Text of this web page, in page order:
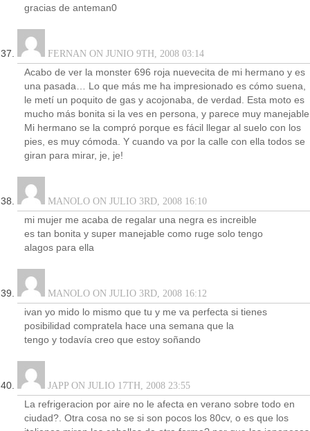
gracias de anteman0
FERNAN ON JUNIO 9TH, 2008 03:14
Acabo de ver la monster 696 roja nuevecita de mi hermano y es
una pasada… Lo que más me ha impresionado es cómo suena,
le metí un poquito de gas y acojonaba, de verdad. Esta moto es
mucho más bonita si la ves en persona, y parece muy
Mi hermano se la compró porque es fácil llegar al suelo con los
pies, es muy cómoda. Y cuando va por la calle con ella todos se
giran para mirar, je, je!
MANOLO ON JULIO 3RD, 2008 16:10
mi mujer me acaba de regalar una negra es increible
es tan bonita y super manejable como ruge solo tengo
alagos para ella
MANOLO ON JULIO 3RD, 2008 16:12
ivan yo mido lo mismo que tu y me va perfecta si tienes
posibilidad compratela hace una semana que la
tengo y todavía creo que estoy soñando
JAPP ON JULIO 17TH, 2008 23:55
La refrigeracion por aire no le afecta en verano sobre todo en
ciudad?. Otra cosa no se si son pocos los 80cv, o es que los